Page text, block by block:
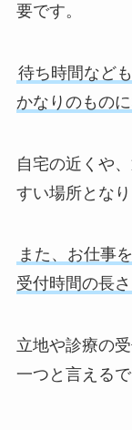
要です。
待ち時間など
かなりのもの
自宅の近くや
すい場所となり
また、お仕事
受付時間の長さ
立地や診療の
一つと言えるで